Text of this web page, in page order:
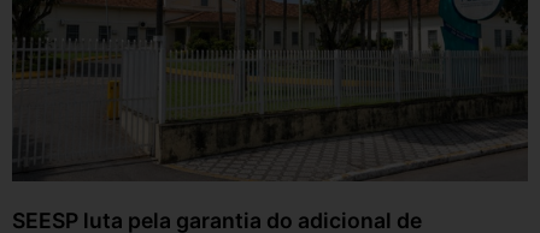
SEESP luta pela garantia do adicional de